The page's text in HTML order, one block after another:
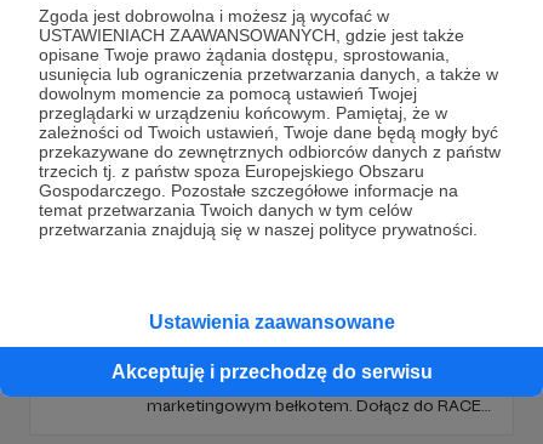
Zgoda jest dobrowolna i możesz ją wycofać w
USTAWIENIACH ZAAWANSOWANYCH, gdzie jest także
opisane Twoje prawo żądania dostępu, sprostowania,
usunięcia lub ograniczenia przetwarzania danych, a także w
dowolnym momencie za pomocą ustawień Twojej
przeglądarki w urządzeniu końcowym. Pamiętaj, że w
zależności od Twoich ustawień, Twoje dane będą mogły być
przekazywane do zewnętrznych odbiorców danych z państw
trzecich tj. z państw spoza Europejskiego Obszaru
Gospodarczego. Pozostałe szczegółowe informacje na
temat przetwarzania Twoich danych w tym celów
przetwarzania znajdują się w naszej polityce prywatności.
Ustawienia zaawansowane
Akceptuję i przechodzę do serwisu
Zostań Patronem
Promowani autorzy
417 patronów 13875 zł miesięcznie
Tworzymy przestrzeń dla świadomych
biegaczy, w której rzetelna wiedza wygrywa z
marketingowym bełkotem. Dołącz do RACE